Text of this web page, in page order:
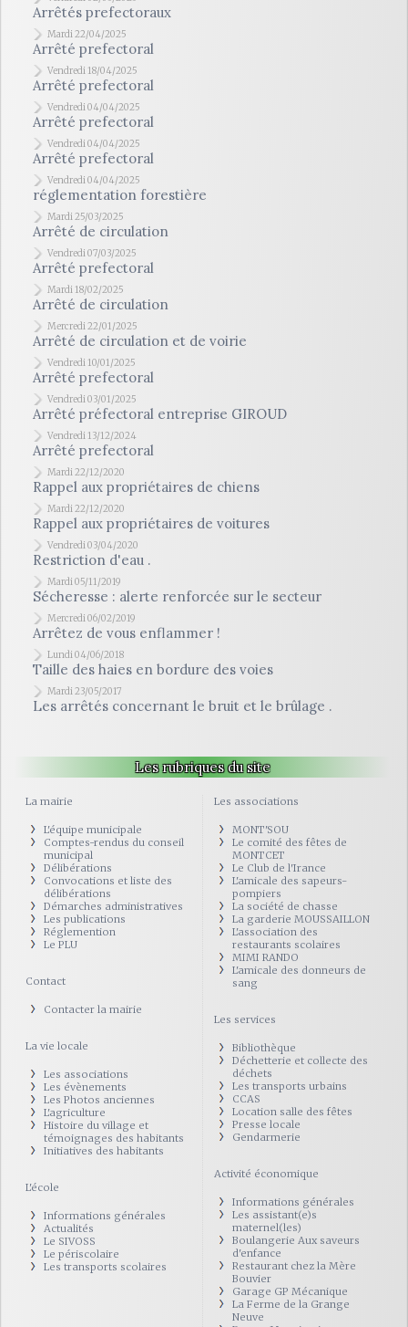
Arrêtés prefectoraux
Mardi 22/04/2025
Arrêté prefectoral
Vendredi 18/04/2025
Arrêté prefectoral
Vendredi 04/04/2025
Arrêté prefectoral
Vendredi 04/04/2025
Arrêté prefectoral
Vendredi 04/04/2025
réglementation forestière
Mardi 25/03/2025
Arrêté de circulation
Vendredi 07/03/2025
Arrêté prefectoral
Mardi 18/02/2025
Arrêté de circulation
Mercredi 22/01/2025
Arrêté de circulation et de voirie
Vendredi 10/01/2025
Arrêté prefectoral
Vendredi 03/01/2025
Arrêté préfectoral entreprise GIROUD
Vendredi 13/12/2024
Arrêté prefectoral
Mardi 22/12/2020
Rappel aux propriétaires de chiens
Mardi 22/12/2020
Rappel aux propriétaires de voitures
Vendredi 03/04/2020
Restriction d'eau .
Mardi 05/11/2019
Sécheresse : alerte renforcée sur le secteur
Mercredi 06/02/2019
Arrêtez de vous enflammer !
Lundi 04/06/2018
Taille des haies en bordure des voies
Mardi 23/05/2017
Les arrêtés concernant le bruit et le brûlage .
Les rubriques du site
La mairie
L'équipe municipale
Comptes-rendus du conseil
municipal
Délibérations
Convocations et liste des
délibérations
Démarches administratives
Les publications
Réglemention
Le PLU
Contact
Contacter la mairie
La vie locale
Les associations
Les évènements
Les Photos anciennes
L'agriculture
Histoire du village et
témoignages des habitants
Initiatives des habitants
L'école
Informations générales
Actualités
Le SIVOSS
Le périscolaire
Les transports scolaires
Les associations
MONT'SOU
Le comité des fêtes de
MONTCET
Le Club de l'Irance
L'amicale des sapeurs-
pompiers
La société de chasse
La garderie MOUSSAILLON
L'association des
restaurants scolaires
MIMI RANDO
L'amicale des donneurs de
sang
Les services
Bibliothèque
Déchetterie et collecte des
déchets
Les transports urbains
CCAS
Location salle des fêtes
Presse locale
Gendarmerie
Activité économique
Informations générales
Les assistant(e)s
maternel(les)
Boulangerie Aux saveurs
d'enfance
Restaurant chez la Mère
Bouvier
Garage GP Mécanique
La Ferme de la Grange
Neuve